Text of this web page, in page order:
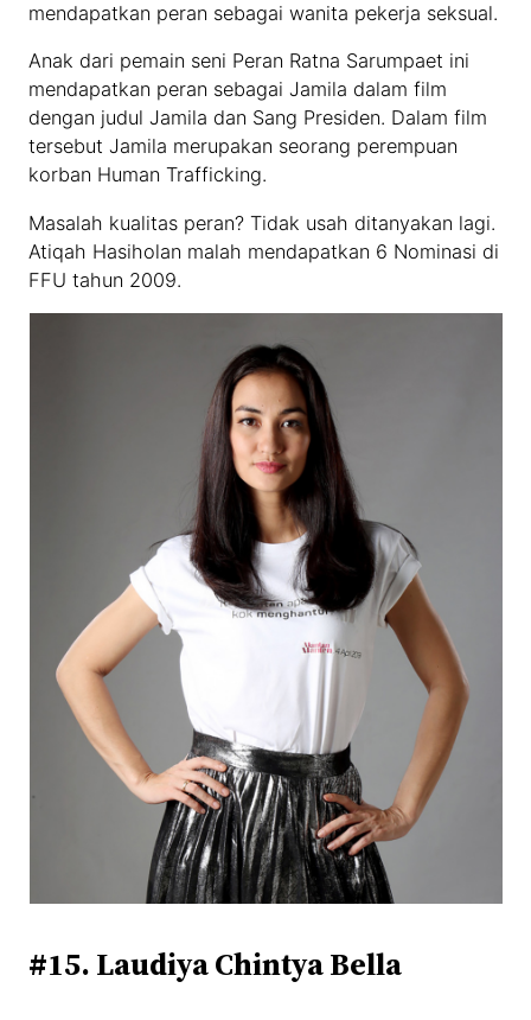
mendapatkan peran sebagai wanita pekerja seksual.
Anak dari pemain seni Peran Ratna Sarumpaet ini
mendapatkan peran sebagai Jamila dalam film
dengan judul Jamila dan Sang Presiden. Dalam film
tersebut Jamila merupakan seorang perempuan
korban Human Trafficking.
Masalah kualitas peran? Tidak usah ditanyakan lagi.
Atiqah Hasiholan malah mendapatkan 6 Nominasi di
FFU tahun 2009.
#15. Laudiya Chintya Bella